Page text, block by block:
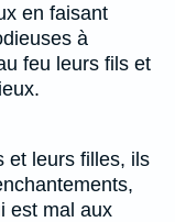
en faisant
à
feu leurs fils et
et leurs filles, ils
est mal aux